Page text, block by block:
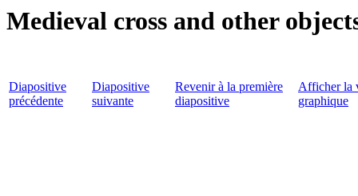
Medieval cross and other
Diapositive
précédente
Diapositive
suivante
Revenir à la première
diapositive
Afficher la
graphique